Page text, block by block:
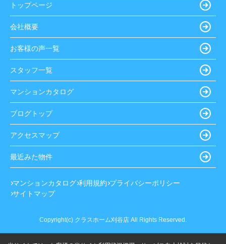
トップページ
会社概要
お客様の声一覧
スタッフ一覧
マンションカタログ
ブログトップ
アクセスマップ
最近みた物件
マンションカタログ 利用規約 プライバシーポリシー
サイトマップ
Copyright(c) クラスホーム刈谷店 All Rights Reserved.